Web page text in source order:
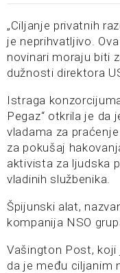
„Ciljanje privatnih
je neprihvatljivo.
novinari moraju biti
dužnosti direktora
Istraga
Pegaz“ otkrila je da
vladama za
za pokušaj
aktivista za ljudska
vladinih službenika.
Špijunski alat,
kompanija NSO
Vašington Post, koji
da je među ciljanim